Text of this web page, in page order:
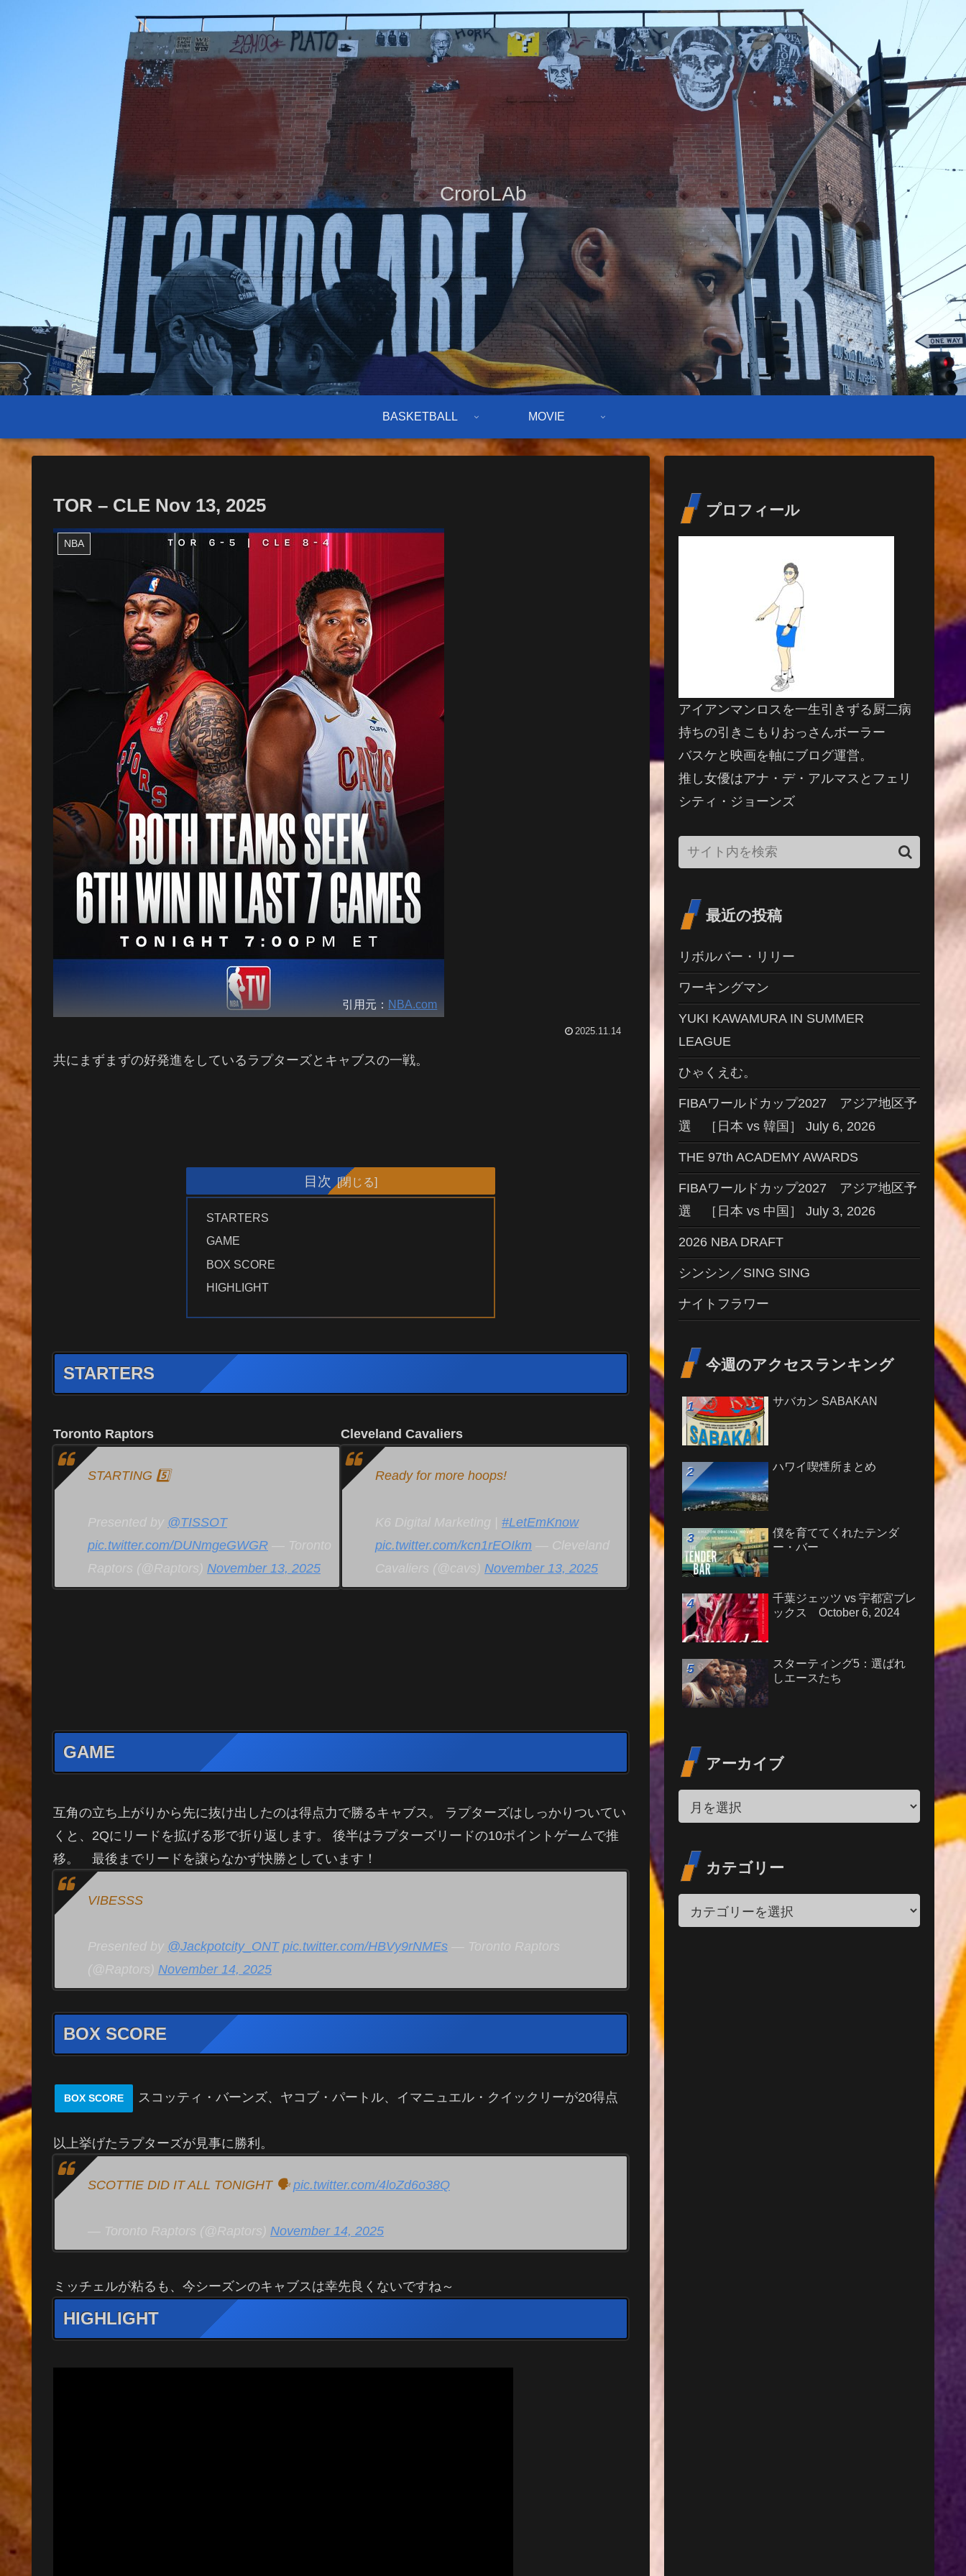
CroroLAb
BASKETBALL MOVIE
TOR – CLE Nov 13, 2025
NBA
引用元： NBA.com
2025.11.14
共にまずまずの好発進をしているラプターズとキャブスの一戦。
目次
STARTERS
GAME
BOX SCORE
HIGHLIGHT
STARTERS
Toronto Raptors
STARTING 5️⃣
Presented by @TISSOT
pic.twitter.com/DUNmgeGWGR — Toronto
Raptors (@Raptors) November 13, 2025
Cleveland Cavaliers
Ready for more hoops!
K6 Digital Marketing | #LetEmKnow
pic.twitter.com/kcn1rEOIkm — Cleveland
Cavaliers (@cavs) November 13, 2025
GAME
互角の立ち上がりから先に抜け出したのは得点力で勝るキャブス。 ラプターズはしっかりついてい
くと、2Qにリードを拡げる形で折り返します。 後半はラプターズリードの10ポイントゲームで推
移。 最後までリードを譲らなかず快勝としています！
VIBESSS
Presented by @Jackpotcity_ONT pic.twitter.com/HBVy9rNMEs — Toronto Raptors
(@Raptors) November 14, 2025
BOX SCORE
BOX SCORE スコッティ・バーンズ、ヤコブ・パートル、イマニュエル・クイックリーが20得点
以上挙げたラプターズが見事に勝利。
SCOTTIE DID IT ALL TONIGHT 🗣️pic.twitter.com/4loZd6o38Q
— Toronto Raptors (@Raptors) November 14, 2025
ミッチェルが粘るも、今シーズンのキャブスは幸先良くないですね～
HIGHLIGHT
プロフィール
アイアンマンロスを一生引きずる厨二病
持ちの引きこもりおっさんボーラー
バスケと映画を軸にブログ運営。
推し女優はアナ・デ・アルマスとフェリ
シティ・ジョーンズ
最近の投稿
リボルバー・リリー
ワーキングマン
YUKI KAWAMURA IN SUMMER
LEAGUE
ひゃくえむ。
FIBAワールドカップ2027 アジア地区予
選 ［日本 vs 韓国］ July 6, 2026
THE 97th ACADEMY AWARDS
FIBAワールドカップ2027 アジア地区予
選 ［日本 vs 中国］ July 3, 2026
2026 NBA DRAFT
シンシン／SING SING
ナイトフラワー
今週のアクセスランキング
サバカン SABAKAN
ハワイ喫煙所まとめ
僕を育ててくれたテンダ
ー・バー
千葉ジェッツ vs 宇都宮ブレ
ックス October 6, 2024
スターティング5：選ばれ
しエースたち
アーカイブ
カテゴリー